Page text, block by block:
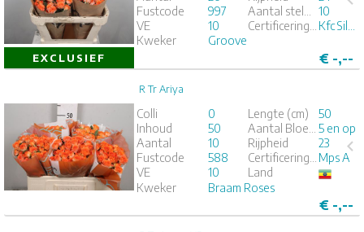
EXCLUSIEF
Fustcode
997
10
VE
10
Kweker
Groove
€ -,--
1 2 4 5
R Tr Ariya
Colli 0 Lengte (cm)
50
Inhoud
50
5 en op
Aantal
10 Rijpheid
23
Fustcode
588
Mps A
VE
10
Land
Kweker
Braam Roses
€ -,--
x
1 2 4 5